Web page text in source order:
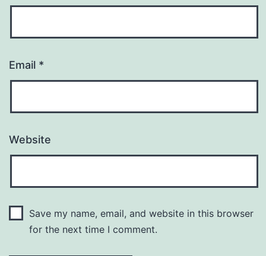
Email *
Website
Save my name, email, and website in this browser
for the next time I comment.